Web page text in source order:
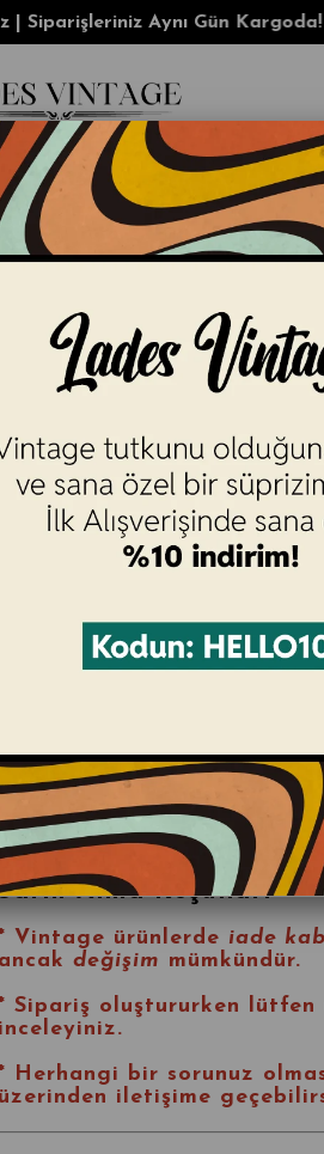
Aynı Gün Kargoda!
AKSESUAR
2000's Work Vest
(6101)
Zamanın ötesinden gelen
olupyalnızca tek
ayırır.
* Kalıp: Normal
Rahat kesimi ve
* Kadın Beden: M-L / Erkek
9/10
Ölçüleri:
Boy: 58 cm
En: 58 cm
Alma Koşulları
Vintage ürünlerde iade
ancak değişim mümkündür.
Sipariş oluştururken
inceleyiniz.
Herhangi bir sorunuz
üzerinden iletişime